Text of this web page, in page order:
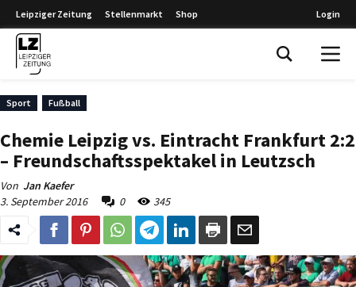
Leipziger Zeitung Stellenmarkt Shop Login
Sport Fußball
Chemie Leipzig vs. Eintracht Frankfurt 2:2
– Freundschaftsspektakel in Leutzsch
Von Jan Kaefer
3. September 2016
0 345